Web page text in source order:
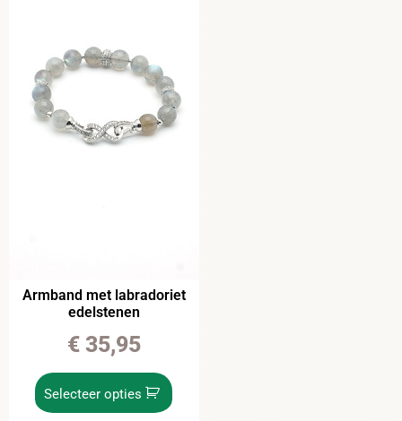
Armband met labradoriet
edelstenen
€35,95
Selecteer opties